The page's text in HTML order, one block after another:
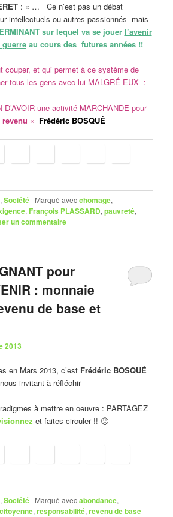
: « … Ce n’est pas un débat
intellectuels ou autres passionnés mais
sur lequel va se jouer l’avenir
guerre au cours des futures années !!
couper, et qui permet à ce système de
tous les gens avec lui MALGRÉ EUX :
D’AVOIR une activité MARCHANDE pour
revenu « Frédéric BOSQUÉ
,Société | Marqué avecchômage,
, François PLASSARD,pauvreté,
un commentaire
pour
: monnaie
de base et
2013
en Mars 2013, c’est Frédéric BOSQUÉ
nous invitant à réfléchir
à mettre en oeuvre : PARTAGEZ
et faites circuler !! 🙂
,Société | Marqué avecabondance,
,responsabilité,revenu de base |